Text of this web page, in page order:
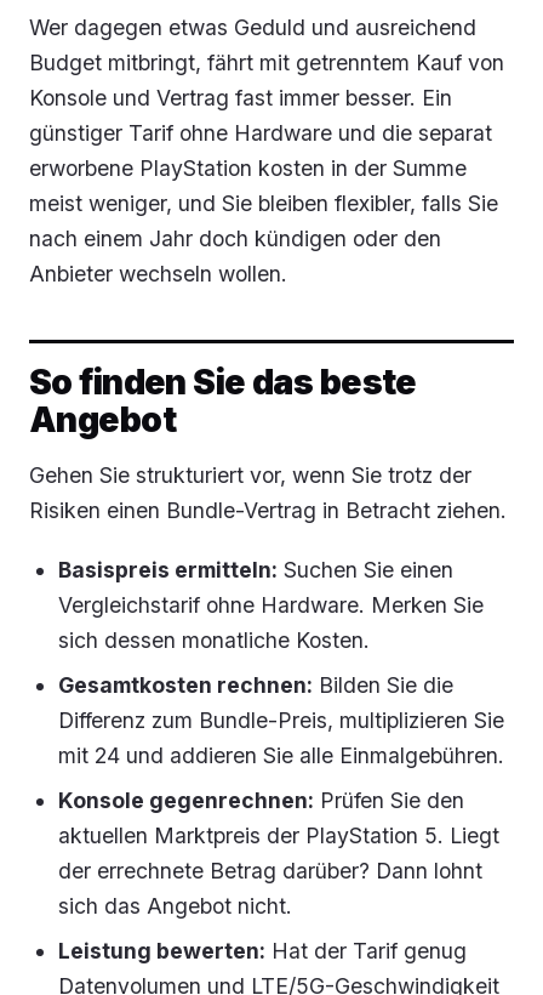
Wer dagegen etwas Geduld und ausreichend
Budget mitbringt, fährt mit getrenntem Kauf von
Konsole und Vertrag fast immer besser. Ein
günstiger Tarif ohne Hardware und die separat
erworbene PlayStation kosten in der Summe
meist weniger, und Sie bleiben flexibler, falls Sie
nach einem Jahr doch kündigen oder den
Anbieter wechseln wollen.
So finden Sie das beste
Angebot
Gehen Sie strukturiert vor, wenn Sie trotz der
Risiken einen Bundle-Vertrag in Betracht ziehen.
Basispreis ermitteln: Suchen Sie einen
Vergleichstarif ohne Hardware. Merken Sie
sich dessen monatliche Kosten.
Gesamtkosten rechnen: Bilden Sie die
Differenz zum Bundle-Preis, multiplizieren Sie
mit 24 und addieren Sie alle Einmalgebühren.
Konsole gegenrechnen: Prüfen Sie den
aktuellen Marktpreis der PlayStation 5. Liegt
der errechnete Betrag darüber? Dann lohnt
sich das Angebot nicht.
Leistung bewerten: Hat der Tarif genug
Datenvolumen und LTE/5G-Geschwindigkeit